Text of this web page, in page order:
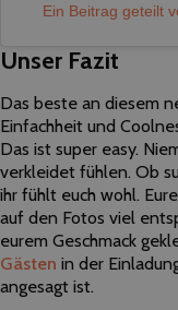
Ein Beitrag geteilt
Unser Fazit
Das beste an diesem
Einfachheit und
Das ist super easy.
verkleidet fühlen. Ob
ihr fühlt euch wohl.
auf den Fotos viel
eurem Geschmack
Gästen in der
angesagt ist.